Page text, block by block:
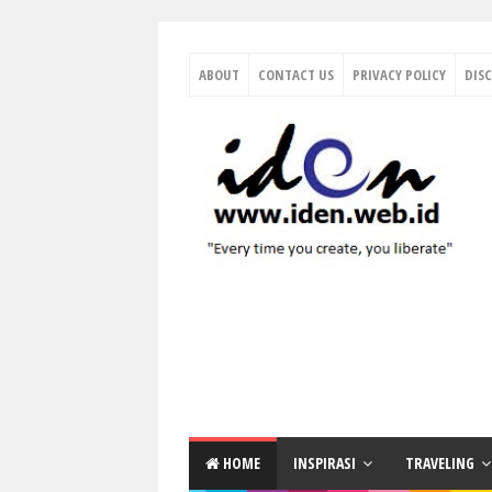
ABOUT CONTACT US PRIVACY POLICY
HOME INSPIRASI TRAVELING